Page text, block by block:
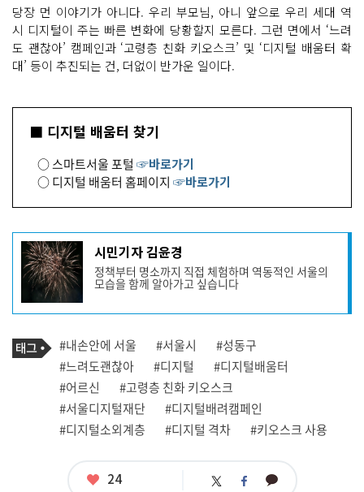
당장 먼 이야기가 아니다. 우리 부모님, 아니 앞으로 우리 세대 역
시 디지털이 주는 빠른 변화에 당황할지 모른다. 그런 면에서 ‘느려
도 괜찮아’ 캠페인과 ‘고령층 친화 키오스크’ 및 ‘디지털 배움터 확
대’ 등이 추진되는 건, 더없이 반가운 일이다.
■ 디지털 배움터 찾기
○ 스마트서울 포털 ☞바로가기
○ 디지털 배움터 홈페이지 ☞바로가기
기
사
작
성
자
프
필
시민기자 김윤경
정책부터 명소까지 직접 체험하며 역동적인 서울의
모습을 함께 알아가고 싶습니다
사
관
련
태
그
태
그
#내손안에 서울 #서울시
#성동구
#느려도괜찮아
#디지털
#디지털배움터
#어르신
#고령층 친화 키오스크
#서울디지털재단
#디지털배려캠페인
#디지털소외계층
#디지털 격차 #키오스크 사용
좋
24 트 페 카